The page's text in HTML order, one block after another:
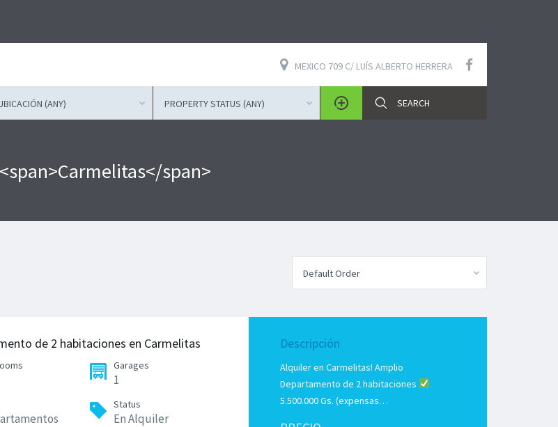
MEXICO 709 C/ LUÍS ALBERTO HERRERA
(ANY) PROPERTY STATUS (ANY)
span>
Default Order
de 2 habitaciones en Carmelitas
Garages
1
Status
En Alquiler
Descripción
Alquiler en Carmelitas! Amplio
Departamento de 2 habitaciones
5.500.000 Gs. (expensas…